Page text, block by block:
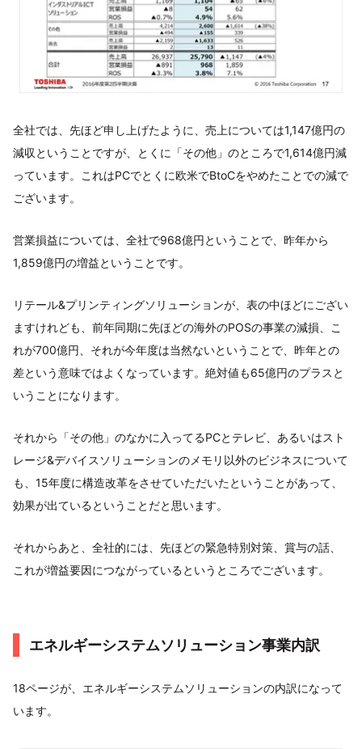
全社では、先ほど申し上げたように、売上については1,147億円の
減収ということですが、とくに「その他」のところで1,614億円減
っています。これはPCでとくに欧米でBtoCをやめたことでの減で
ございます。
営業損益については、全社で968億円ということで、昨年から
1,859億円の増益ということです。
リテール&プリンティングソリューションが、表の中ほどにござい
ますけれども、前年同期に先ほどの海外のPOSの事業の減損、こ
れが700億円、それが今年度は当然ないということで、昨年との
差という意味ではよくなっています。絶対値も65億円のプラスと
いうことになります。
それから「その他」のなかに入ってるPCとテレビ、あるいはスト
レージ&デバイスソリューションのメモリ以外のビジネスについて
も、15年度に構造改革をさせていただいたということがあって、
効果が出ているということだと思います。
それからあと、全社的には、先ほどの緊急特別対策、賞与の話、
これが増益要因につながっているというところでございます。
エネルギーシステムソリューション事業内訳
18ページが、エネルギーシステムソリューションの内訳になって
います。